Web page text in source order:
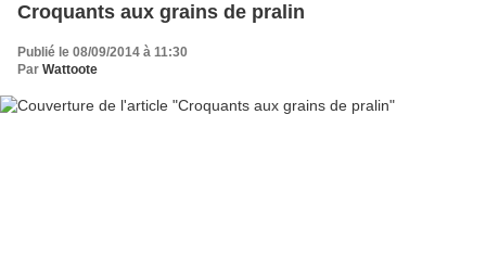
Croquants aux grains de pralin
Publié le 08/09/2014 à 11:30
Par Wattoote